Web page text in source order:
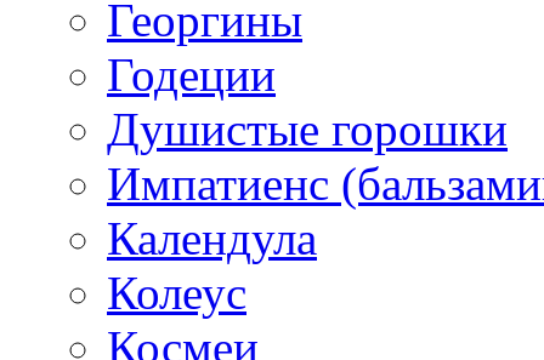
Георгины
Годеции
Душистые горошки
Импатиенс
Календула
Колеус
Космеи